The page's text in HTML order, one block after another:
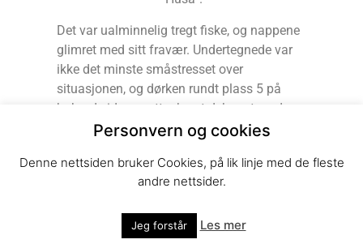
Det var ualminnelig tregt fiske, og nappene
glimret med sitt fravær. Undertegnede var
ikke det minste småstresset over
situasjonen, og dørken rundt plass 5 på
babord side var etter hvert dekorert med
fargerike tackler bestående av alt fra lekre
den lyseblå bullmakken Stein Rune brukte
dagen før), glitrende pilker, lange slep,
fjordtackler med 1/0 krok som ble brukt i
Personvern og cookies
Denne nettsiden bruker Cookies, på lik linje med de fleste
andre nettsider.
Jeg forstår Les mer